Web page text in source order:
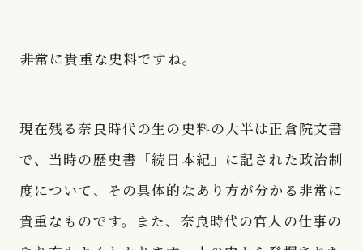
――非常に貴重な史料ですね。
現在残る奈良時代の生の史料の大半は正倉院文書
で、当時の歴史書「続日本紀」に記された政治制
度について、その具体的なあり方が分かる非常に
貴重なものです。また、奈良時代の官人の仕事の